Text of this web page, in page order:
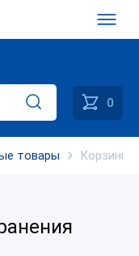
0
товары Корзины,